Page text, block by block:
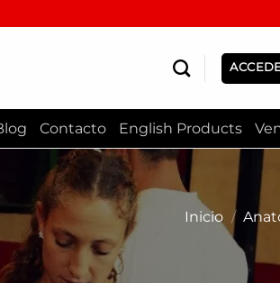
Contacto English Products
Inicio /